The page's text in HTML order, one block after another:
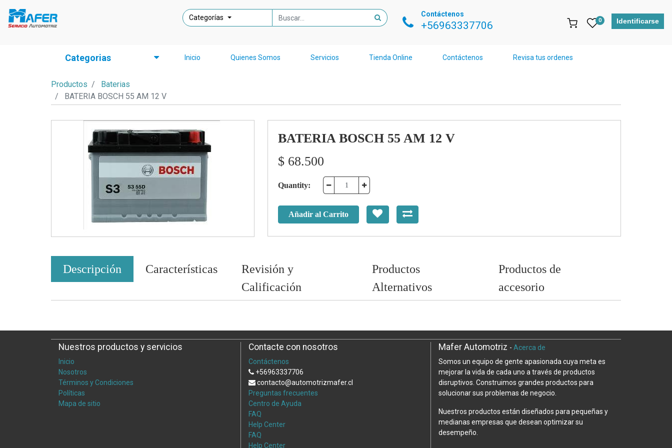
Categorías Contáctenos
+56963337706 0 Identificarse
Categorias Inicio Quienes Somos Servicios Tienda Online Contáctenos Revisa tus ordenes
Productos
Baterias
BATERIA BOSCH 55 AM 12 V
BATERIA BOSCH 55 AM 12 V
$ 68.500
Quantity:
Añadir al Carrito
Descripción Características
Revisión y
Calificación
Productos
Alternativos
Productos de
accesorio
Nuestros productos y servicios
Inicio
Nosotros
Términos y Condiciones
Políticas
Mapa de sitio
Contacte con nosotros
Contáctenos
+56963337706
contacto@automotrizmafer.cl
Preguntas frecuentes
Centro de Ayuda
FAQ
Help Center
FAQ
Help Center
Mafer Automotriz - Acerca de
Somos un equipo de gente apasionada cuya meta es
mejorar la vida de cada uno a través de productos
disruptivos. Construimos grandes productos para
solucionar sus problemas de negocio.
Nuestros productos están diseñados para pequeñas y
medianas empresas que desean optimizar su
desempeño.